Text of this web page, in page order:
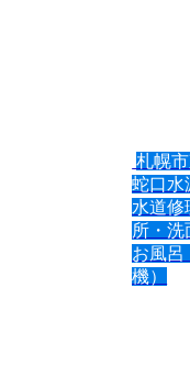
札幌
蛇口水
水道修
所・洗
お風呂
機）